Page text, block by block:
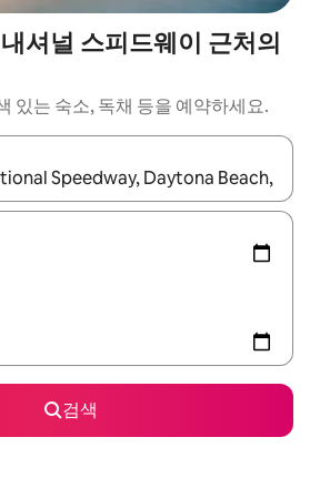
셔널 스피드웨이 근처의
있는 숙소, 독채 등을 예약하세요.
화살표 키를 사용하거나 터치 또는 스와이
검색